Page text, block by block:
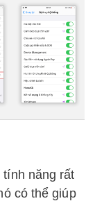
tính năng rất
có thể giúp